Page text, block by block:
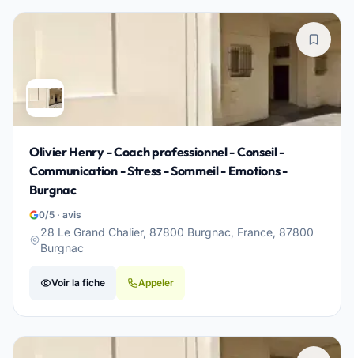
Olivier Henry - Coach professionnel - Conseil -
Communication - Stress - Sommeil - Emotions -
Burgnac
0/5 · avis
28 Le Grand Chalier, 87800 Burgnac, France, 87800
Burgnac
Voir la fiche Appeler